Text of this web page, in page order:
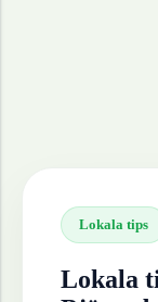
Lokala tips
Lokala